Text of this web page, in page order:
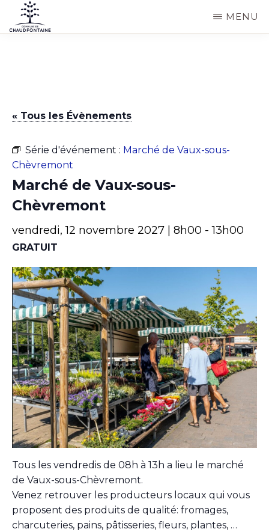
Passer
au
commune
Chaudfontaine
MENU
« Tous les Évènements
Série d'événement : Marché de Vaux-sous-
Chèvremont
Marché de Vaux-sous-
Chèvremont
vendredi, 12 novembre 2027 | 8h00 -13h00
GRATUIT
Tous les vendredis de 08h à 13h a lieu le marché
de Vaux-sous-Chèvremont.
Venez retrouver les producteurs locaux qui vous
proposent des produits de qualité: fromages,
charcuteries, pains, pâtisseries, fleurs, plantes, …